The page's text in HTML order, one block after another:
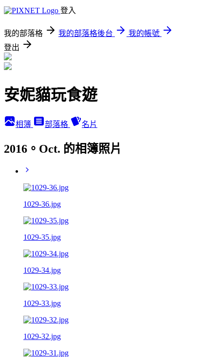
登入
我的部落格 我的部落格後台
我的帳號
登出
安妮貓玩食遊
相簿 部落格 名片
2016。Oct. 的相簿照片
1029-36.jpg
1029-35.jpg
1029-34.jpg
1029-33.jpg
1029-32.jpg